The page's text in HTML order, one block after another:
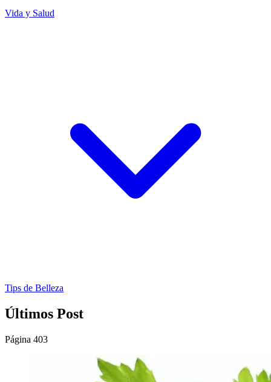
Vida y Salud
Tips de Belleza
Últimos Post
Página 403